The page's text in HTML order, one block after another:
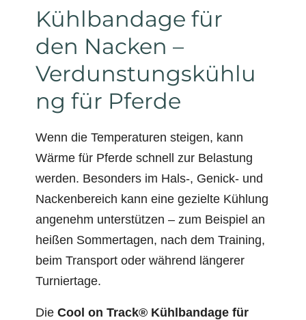
Kühlbandage für
den Nacken –
Verdunstungskühlu
ng für Pferde
Wenn die Temperaturen steigen, kann
Wärme für Pferde schnell zur Belastung
werden. Besonders im Hals-, Genick- und
Nackenbereich kann eine gezielte Kühlung
angenehm unterstützen – zum Beispiel an
heißen Sommertagen, nach dem Training,
beim Transport oder während längerer
Turniertage.
Die Cool on Track® Kühlbandage für